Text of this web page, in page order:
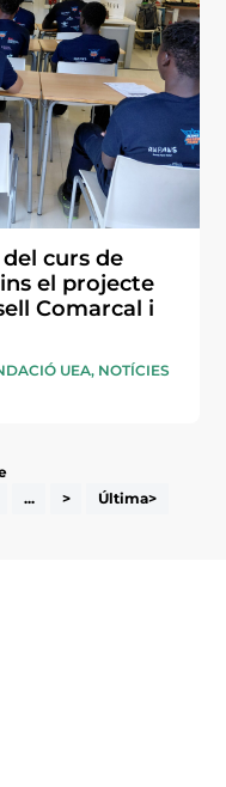
curs de
el projecte
Comarcal i
UEA, NOTÍCIES
... > Última>